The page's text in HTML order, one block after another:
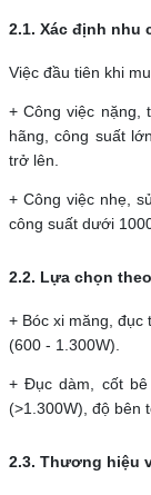
2.1. Xác định nhu
Việc đầu tiên khi
+ Công việc nặng,
hãng, công suất
trở lên.
+ Công việc nhẹ,
công suất dưới
2.2. Lựa chọn
+ Bóc xi măng, đục
(600 - 1.300W).
+ Đục dàm, cốt
(>1.300W), độ bên
2.3. Thương hiệu